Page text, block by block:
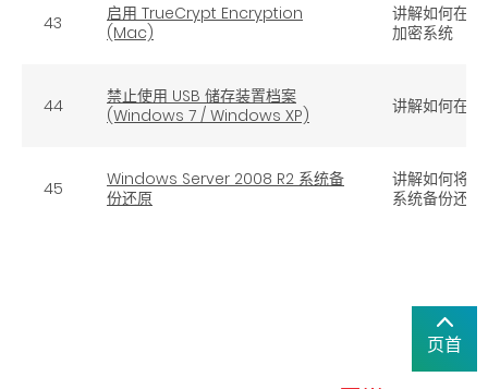
43
启用 TrueCrypt Encryption
(Mac)
讲解如何在
加密系统
44
禁止使用 USB 储存装置档案
(Windows 7 / Windows XP)
讲解如何在
45
Windows Server 2008 R2 系统备
份还原
讲解如何将
系统备份还
页首